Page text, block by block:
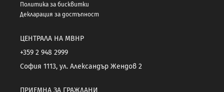
Политика за бисквитки
Декларация за достъпност
ЦЕНТРАЛА НА МВНР
+359 2 948 2999
София 1113, ул. Александър Жендов 2
ПРИЕМНА ЗА ГРАЖДАНИ